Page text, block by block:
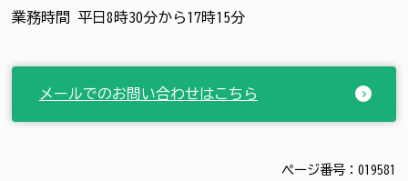
業務時間 平日8時30分から17時15分
メールでのお問い合わせはこちら
ページ番号：019581